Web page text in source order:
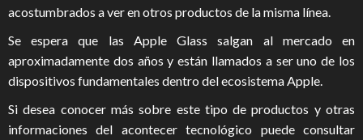
acostumbrados a ver en otros productos de la misma línea.
Se espera que las Apple Glass salgan al mercado en
aproximadamente dos años y están llamados a ser uno de los
dispositivos fundamentales dentro del ecosistema Apple.
Si desea conocer más sobre este tipo de productos y otras
informaciones del acontecer tecnológico puede consultar